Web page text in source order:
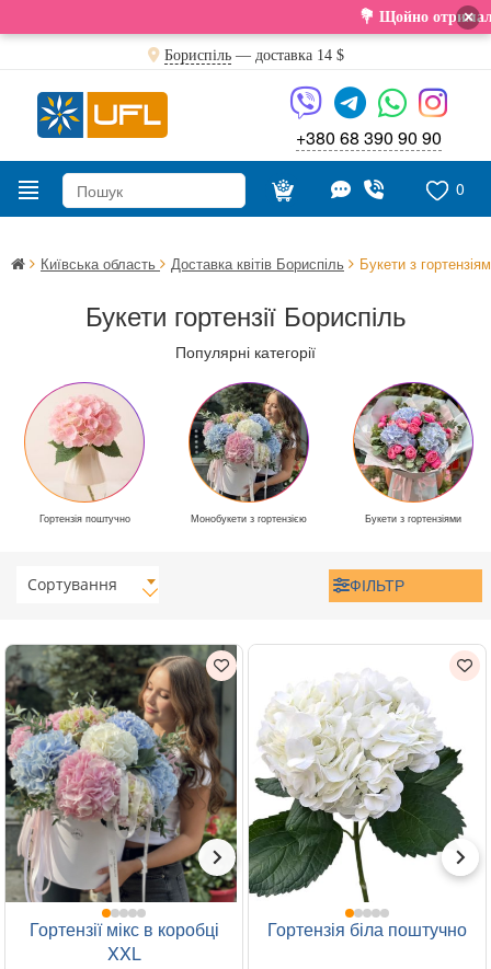
💐 Щойно отримали свіжу поставку. ×
Бориспіль— доставка 14 $
+380 68 390 90 90
0
Київська область Доставка квітів Бориспіль Букети з
Букети гортензії Бориспіль
Популярні категорії
Гортензія поштучно Монобукети з гортензією Букети з гортензіями
Сортування ФІЛЬТР
Гортензії мікс в коробці
XXL
Гортензія біла поштучно